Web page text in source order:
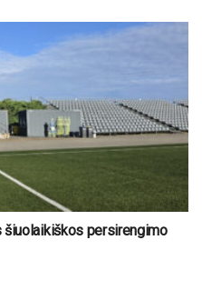
persirengimo